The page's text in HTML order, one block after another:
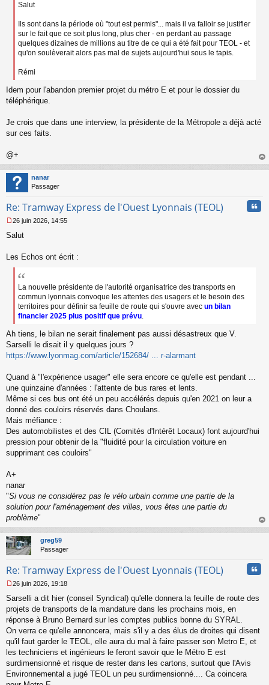
Salut
Ils sont dans la période où "tout est permis"... mais il va falloir se justifier
sur le fait que ce soit plus long, plus cher - en perdant au passage
quelques dizaines de millions au titre de ce qui a été fait pour TEOL - et
qu'on soulèverait alors pas mal de sujets aujourd'hui sous le tapis.
Rémi
Idem pour l'abandon premier projet du métro E et pour le dossier du
téléphérique.
Je crois que dans une interview, la présidente de la Métropole a déjà acté
sur ces faits.
@+
au
nanar
Passager
Re: Tramway Express de l'Ouest Lyonnais (TEOL)
e
s
u
26 juin 2026, 14:55
Salut
Les Echos ont écrit :
La nouvelle présidente de l'autorité organisatrice des transports en
commun lyonnais convoque les attentes des usagers et le besoin des
territoires pour définir sa feuille de route qui s'ouvre avec un bilan
financier 2025 plus positif que prévu.
Ah tiens, le bilan ne serait finalement pas aussi désastreux que V.
Sarselli le disait il y quelques jours ?
https://www.lyonmag.com/article/152684/ ... r-alarmant
Quand à "l'expérience usager" elle sera encore ce qu'elle est pendant ...
une quinzaine d'années : l'attente de bus rares et lents.
Même si ces bus ont été un peu accélérés depuis qu'en 2021 on leur a
donné des couloirs réservés dans Choulans.
Mais méfiance :
Des automobilistes et des CIL (Comités d'Intérêt Locaux) font aujourd'hui
pression pour obtenir de la "fluidité pour la circulation voiture en
supprimant ces couloirs"
A+
nanar
"Si vous ne considérez pas le vélo urbain comme une partie de la
solution pour l'aménagement des villes, vous êtes une partie du
problème"
au
greg59
Passager
Re: Tramway Express de l'Ouest Lyonnais (TEOL)
e
s
s
a
g
e
n
o
n
26 juin 2026, 19:18
Sarselli a dit hier (conseil Syndical) qu'elle donnera la feuille de route des
projets de transports de la mandature dans les prochains mois, en
réponse à Bruno Bernard sur les comptes publics bonne du SYRAL.
On verra ce qu'elle annoncera, mais s'il y a des élus de droites qui disent
qu'il faut garder le TEOL, elle aura du mal à faire passer son Metro E, et
les techniciens et ingénieurs le feront savoir que le Métro E est
surdimensionné et risque de rester dans les cartons, surtout que l'Avis
Environnemental a jugé TEOL un peu surdimensionné.... Ca coincera